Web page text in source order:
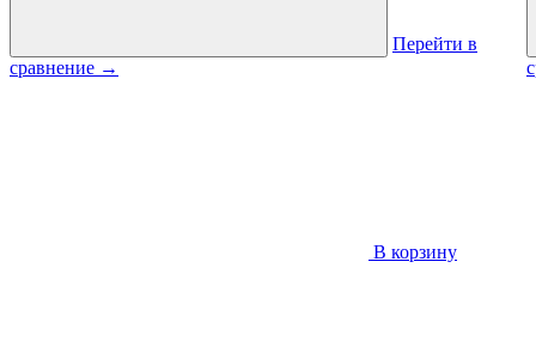
Перейти в
сравнение →
В корзину